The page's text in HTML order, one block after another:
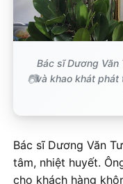
Bác sĩ Dương
và khao khát phát
Bác sĩ Dương Văn
tâm, nhiệt huyết.
cho khách hàng